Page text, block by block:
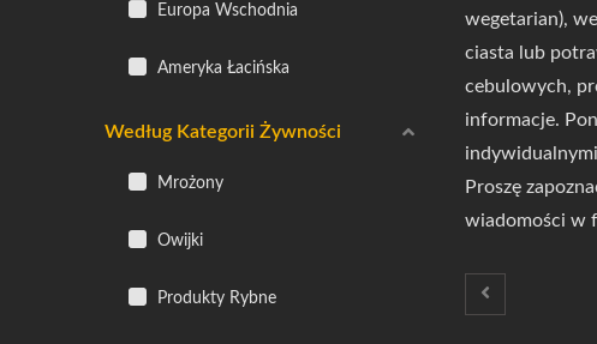
Europa Wschodnia
Ameryka Łacińska
Według Kategorii Żywności
Mrożony
Owijki
Produkty Rybne
wegetarian),
ciasta lub
cebulowych,
informacje.
Proszę
wiadomości w